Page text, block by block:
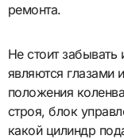
ремонта.
Не стоит
являются
положения
строя, блок
какой цилиндр